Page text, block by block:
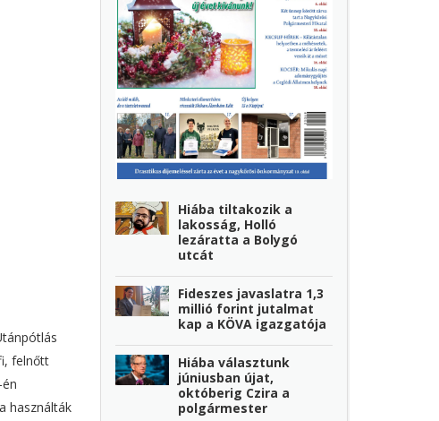
felnőtt
használták
Hiába tiltakozik a
lakosság, Holló
lezáratta a Bolygó
utcát
Fideszes javaslatra 1,3
millió forint jutalmat
kap a KÖVA igazgatója
Hiába választunk
júniusban újat,
októberig Czira a
polgármester